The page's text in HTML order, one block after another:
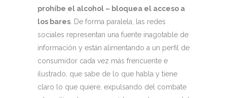
prohíbe el alcohol – bloquea el acceso a
los bares . De forma paralela, las redes
sociales representan una fuente inagotable de
información y están alimentando a un perfil de
consumidor cada vez más frencuente e
ilustrado, que sabe de lo que habla y tiene
claro lo que quiere, expulsando del combate